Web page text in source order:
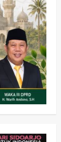
Sintetis: